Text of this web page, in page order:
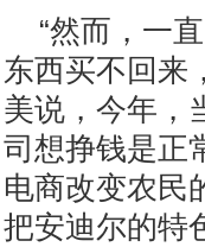
“然而，一
东西买不回来
美说，今年，
司想挣钱是正
电商改变农民
把安迪尔的特